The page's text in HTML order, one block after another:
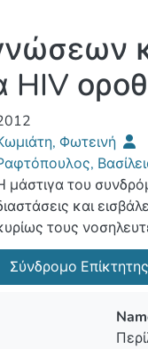
HIV
Φωτεινή
μάστιγα του
και
τους
γύρω από την
νοσηλευτικό κλάδο
Σύνδρομο